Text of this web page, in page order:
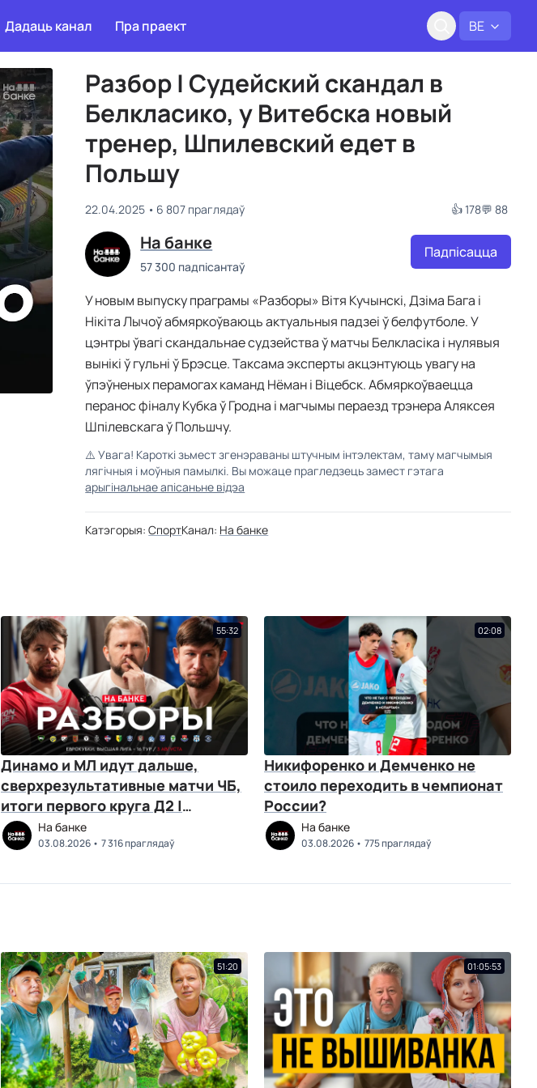
BE
Дадаць канал Пра праект
Разбор | Судейский скандал в
Белкласико, у Витебска новый
тренер, Шпилевский едет в
Польшу
22.04.2025 6 807 праглядаў 👍 178💬 88
На банке
57 300 падпісантаў
Падпісацца
У новым выпуску праграмы «Разборы» Вітя Кучынскі, Дзіма Бага і
Нікіта Лычоў абмяркоўваюць актуальныя падзеі ў белфутболе. У
цэнтры ўвагі скандальнае судзейства ў матчы Белкласіка і нулявыя
вынікі ў гульні ў Брэсце. Таксама эксперты акцэнтуюць увагу на
ўпэўненых перамогах каманд Нёман і Віцебск. Абмяркоўваецца
перанос фіналу Кубка ў Гродна і магчымы пераезд трэнера Аляксея
Шпілевскага ў Польшчу.
⚠️Увага! Кароткі зьмест згенэраваны штучным інтэлектам, таму магчымыя
лягічныя і моўныя памылкі. Вы можаце прагледзець замест гэтага
арыгінальнае апісаньне відэа
Катэгорыя: СпортКанал: На банке
55:32
Динамо и МЛ идут дальше,
сверхрезультативные матчи ЧБ,
итоги первого круга Д2 |
Разборы
На банке
03.08.2026 7 316 праглядаў
02:08
Никифоренко и Демченко не
стоило переходить в чемпионат
России?
На банке
03.08.2026 775 праглядаў
51:20 01:05:53